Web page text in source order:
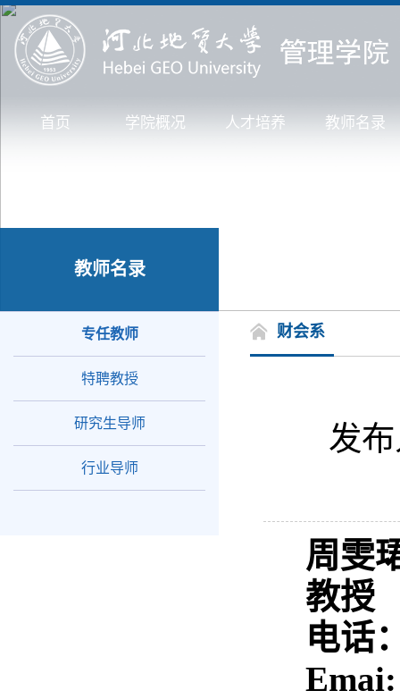
首页 学院概况 人才培养 教师名录
教师名录
专任教师
特聘教授
研究生导师
行业导师
财会系
发
周雯
教授
电话
Emai: